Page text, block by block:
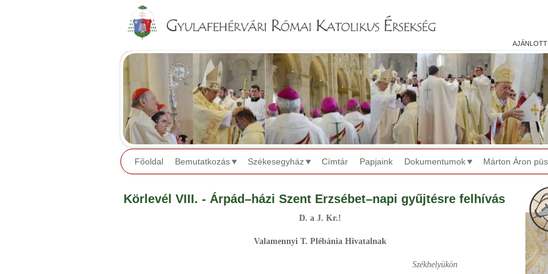
ajánlott
Főoldal Bemutatkozás Székesegyház Címtár Papjaink Dokumentumok Márton Áron
Körlevél VIII. - Árpád–házi Szent Erzsébet–napi gyűjtésre felhívás
D. a J. Kr.!
Valamennyi T. Plébánia Hivatalnak
Székhelyükön